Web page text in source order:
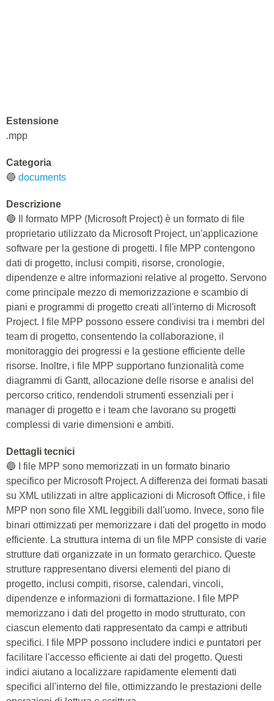
Estensione
.mpp
Categoria
🔵 documents
Descrizione
🔵 Il formato MPP (Microsoft Project) è un formato di file
proprietario utilizzato da Microsoft Project, un'applicazione
software per la gestione di progetti. I file MPP contengono
dati di progetto, inclusi compiti, risorse, cronologie,
dipendenze e altre informazioni relative al progetto. Servono
come principale mezzo di memorizzazione e scambio di
piani e programmi di progetto creati all'interno di Microsoft
Project. I file MPP possono essere condivisi tra i membri del
team di progetto, consentendo la collaborazione, il
monitoraggio dei progressi e la gestione efficiente delle
risorse. Inoltre, i file MPP supportano funzionalità come
diagrammi di Gantt, allocazione delle risorse e analisi del
percorso critico, rendendoli strumenti essenziali per i
manager di progetto e i team che lavorano su progetti
complessi di varie dimensioni e ambiti.
Dettagli tecnici
🔵 I file MPP sono memorizzati in un formato binario
specifico per Microsoft Project. A differenza dei formati basati
su XML utilizzati in altre applicazioni di Microsoft Office, i file
MPP non sono file XML leggibili dall'uomo. Invece, sono file
binari ottimizzati per memorizzare i dati del progetto in modo
efficiente. La struttura interna di un file MPP consiste di varie
strutture dati organizzate in un formato gerarchico. Queste
strutture rappresentano diversi elementi del piano di
progetto, inclusi compiti, risorse, calendari, vincoli,
dipendenze e informazioni di formattazione. I file MPP
memorizzano i dati del progetto in modo strutturato, con
ciascun elemento dati rappresentato da campi e attributi
specifici. I file MPP possono includere indici e puntatori per
facilitare l'accesso efficiente ai dati del progetto. Questi
indici aiutano a localizzare rapidamente elementi dati
specifici all'interno del file, ottimizzando le prestazioni delle